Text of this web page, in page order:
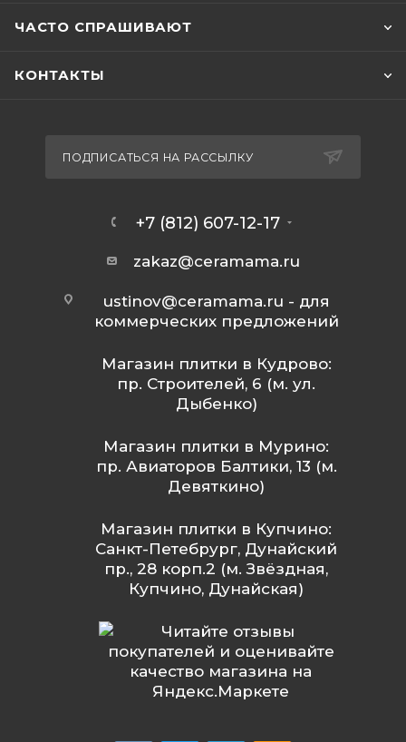
ЧАСТО СПРАШИВАЮТ
КОНТАКТЫ
ПОДПИСАТЬСЯ НА РАССЫЛКУ
+7 (812) 607-12-17
zakaz@ceramama.ru
ustinov@ceramama.ru - для
коммерческих предложений
Магазин плитки в Кудрово:
пр. Строителей, 6 (м. ул.
Дыбенко)
Магазин плитки в Мурино:
пр. Авиаторов Балтики, 13 (м.
Девяткино)
Магазин плитки в Купчино:
Санкт-Петебрург, Дунайский
пр., 28 корп.2 (м. Звёздная,
Купчино, Дунайская)